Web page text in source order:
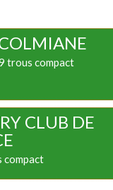
trous compact
CLUB DE
compact